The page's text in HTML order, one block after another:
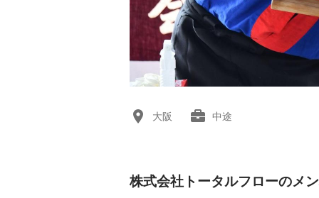
大阪 中途
株式会社トータルフローのメ